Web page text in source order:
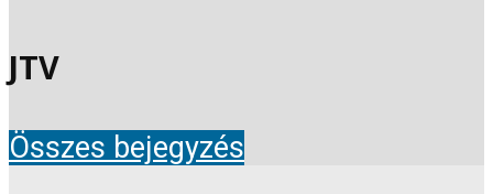
JTV
Összes bejegyzés